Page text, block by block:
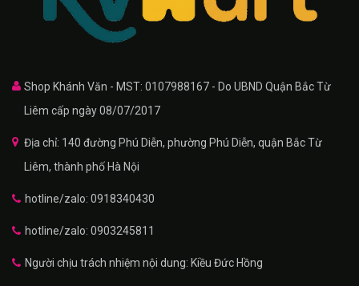
Shop Khánh Văn - MST: 0107988167 - Do UBND Quận Bắc Từ
Liêm cấp ngày 08/07/2017
Địa chỉ: 140 đường Phú Diễn, phường Phú Diễn, quận Bắc Từ
Liêm, thành phố Hà Nội
hotline/zalo: 0918340430
hotline/zalo: 0903245811
Người chịu trách nhiệm nội dung: Kiều Đức Hồng